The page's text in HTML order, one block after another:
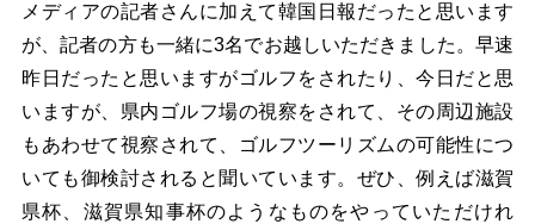
メディアの記者さんに加えて韓国日報だったと思います
が、記者の方も一緒に3名でお越しいただきました。早速
昨日だったと思いますがゴルフをされたり、今日だと思
いますが、県内ゴルフ場の視察をされて、その周辺施設
もあわせて視察されて、ゴルフツーリズムの可能性につ
いても御検討されると聞いています。ぜひ、例えば滋賀
県杯、滋賀県知事杯のようなものをやっていただけれ